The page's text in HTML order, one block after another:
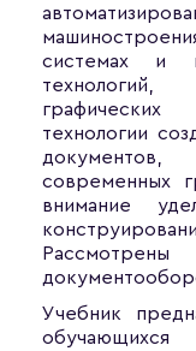
системах и
технологии
современных
внимание
Учебник